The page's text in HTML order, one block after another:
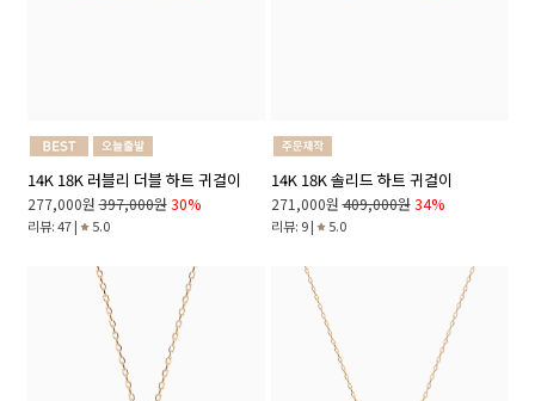
14K 18K 러블리 더블 하트 귀걸이
277,000원 397,000원 30%
리뷰: 47 | 5.0
14K 18K 솔리드 하트 귀걸이
271,000원 409,000원 34%
리뷰: 9 | 5.0